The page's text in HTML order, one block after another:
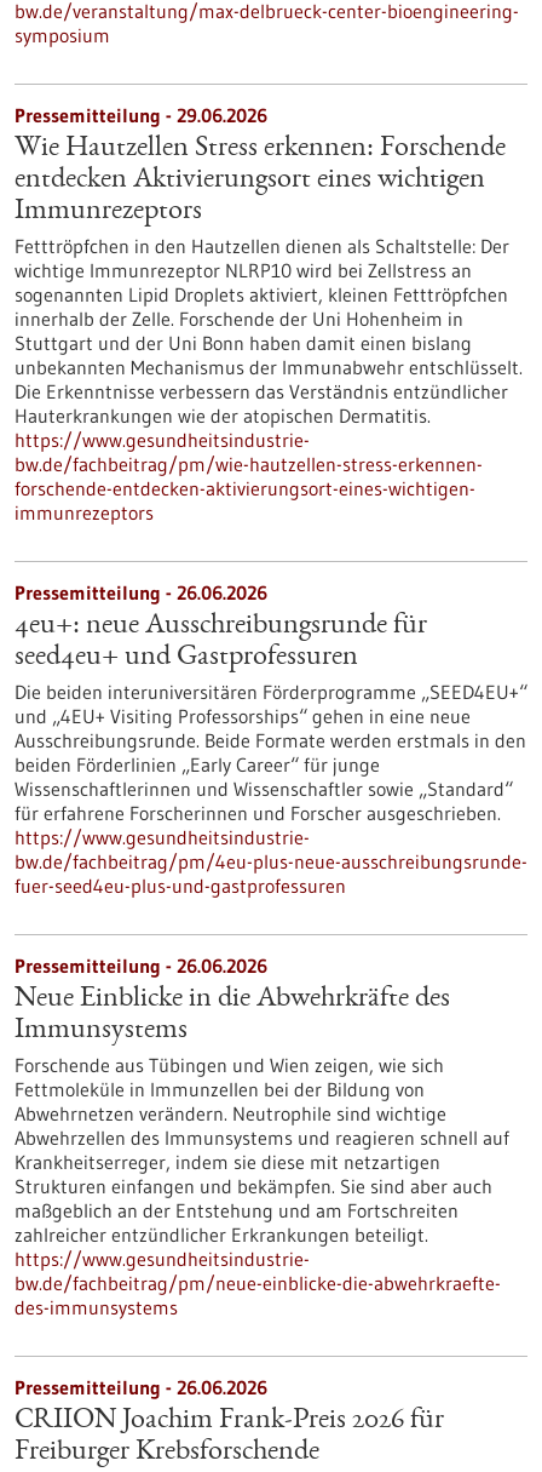
bw.de/veranstaltung/max-delbrueck-center-bioengineering-
symposium
Pressemitteilung - 29.06.2026
Wie Hautzellen Stress erkennen: Forschende
entdecken Aktivierungsort eines wichtigen
Immunrezeptors
Fetttröpfchen in den Hautzellen dienen als Schaltstelle: Der
wichtige Immunrezeptor NLRP10 wird bei Zellstress an
sogenannten Lipid Droplets aktiviert, kleinen Fetttröpfchen
innerhalb der Zelle. Forschende der Uni Hohenheim in
Stuttgart und der Uni Bonn haben damit einen bislang
unbekannten Mechanismus der Immunabwehr entschlüsselt.
Die Erkenntnisse verbessern das Verständnis entzündlicher
Hauterkrankungen wie der atopischen Dermatitis.
https://www.gesundheitsindustrie-
bw.de/fachbeitrag/pm/wie-hautzellen-stress-erkennen-
forschende-entdecken-aktivierungsort-eines-wichtigen-
immunrezeptors
Pressemitteilung - 26.06.2026
4eu+: neue Ausschreibungsrunde für
seed4eu+ und Gastprofessuren
Die beiden interuniversitären Förderprogramme „SEED4EU+“
und „4EU+ Visiting Professorships“ gehen in eine neue
Ausschreibungsrunde. Beide Formate werden erstmals in den
beiden Förderlinien „Early Career“ für junge
Wissenschaftlerinnen und Wissenschaftler sowie „Standard“
für erfahrene Forscherinnen und Forscher ausgeschrieben.
https://www.gesundheitsindustrie-
bw.de/fachbeitrag/pm/4eu-plus-neue-ausschreibungsrunde-
fuer-seed4eu-plus-und-gastprofessuren
Pressemitteilung - 26.06.2026
Neue Einblicke in die Abwehrkräfte des
Immunsystems
Forschende aus Tübingen und Wien zeigen, wie sich
Fettmoleküle in Immunzellen bei der Bildung von
Abwehrnetzen verändern. Neutrophile sind wichtige
Abwehrzellen des Immunsystems und reagieren schnell auf
Krankheitserreger, indem sie diese mit netzartigen
Strukturen einfangen und bekämpfen. Sie sind aber auch
maßgeblich an der Entstehung und am Fortschreiten
zahlreicher entzündlicher Erkrankungen beteiligt.
https://www.gesundheitsindustrie-
bw.de/fachbeitrag/pm/neue-einblicke-die-abwehrkraefte-
des-immunsystems
Pressemitteilung - 26.06.2026
CRIION Joachim Frank-Preis 2026 für
Freiburger Krebsforschende